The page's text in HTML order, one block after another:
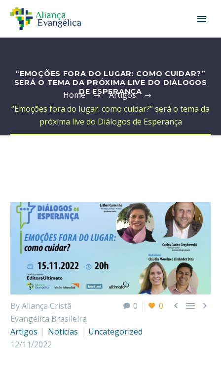
“EMOÇÕES FORA DO LUGAR: COMO CUIDAR?”
SERÁ O TEMA DA PRÓXIMA LIVE DO DIÁLOGOS
DE ESPERANÇA
Home
Artigos
“Emoções fora do lugar: como cuidar?” será o tema da
próxima live do Diálogos de Esperança
0 0   
By Aliança Cristã
Evangélica Brasileira
Artigos
Notícias
Uncategorized
12/11/2022